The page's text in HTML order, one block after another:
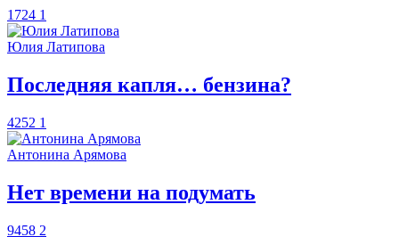
1724 1
Юлия Латипова
​Последняя капля… бензина?
4252 1
Антонина Арямова
​Нет времени на подумать
9458 2